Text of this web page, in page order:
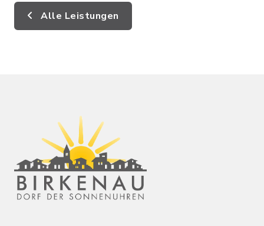
Alle Leistungen